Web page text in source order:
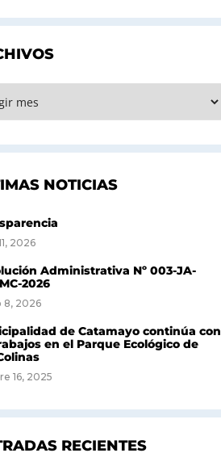
NOTICIAS
2026
Administrativa Nº 003-JA-
2026
8, 2026
de Catamayo continúa con
en el Parque Ecológico de
16, 2025
RECIENTES